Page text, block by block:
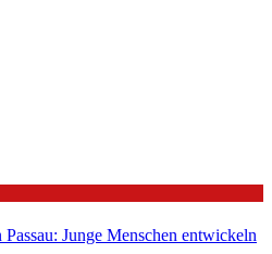
Junge Menschen entwickeln